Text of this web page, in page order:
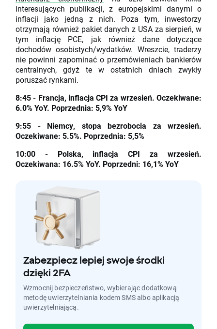
interesujących publikacji, z europejskimi danymi o
inflacji jako jedną z nich. Poza tym, inwestorzy
otrzymają również pakiet danych z USA za sierpień, w
tym inflację PCE, jak również dane dotyczące
dochodów osobistych/wydatków. Wreszcie, traderzy
nie powinni zapominać o przemówieniach bankierów
centralnych, gdyż te w ostatnich dniach zwykły
poruszać rynkami.
8:45 - Francja, inflacja CPI za wrzesień. Oczekiwane:
6.0% YoY. Poprzednia: 5,9% YoY
9:55 - Niemcy, stopa bezrobocia za wrzesień.
Oczekiwane: 5.5%. Poprzednia: 5,5%
10:00 - Polska, inflacja CPI za wrzesień.
Oczekiwana: 16.5% YoY. Poprzedni: 16,1% YoY
Zabezpiecz lepiej swoje środki
dzięki 2FA
Wzmocnij bezpieczeństwo, wybierając dodatkową
metodę uwierzytelniania kodem SMS albo aplikacją
uwierzytelniającą.